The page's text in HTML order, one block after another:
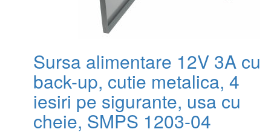
Sursa alimentare 12V 3A cu
back-up, cutie metalica, 4
iesiri pe sigurante, usa cu
cheie, SMPS 1203-04